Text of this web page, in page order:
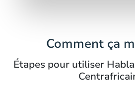
Comment ça
Étapes pour utiliser